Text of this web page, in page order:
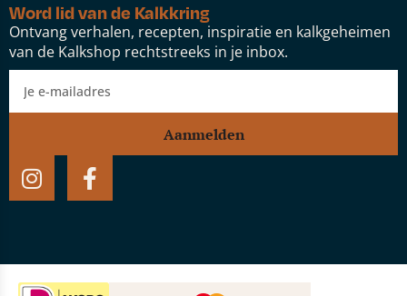
Word lid van de Kalkkring
Ontvang verhalen, recepten, inspiratie en kalkgeheimen
van de Kalkshop rechtstreeks in je inbox.
Aanmelden